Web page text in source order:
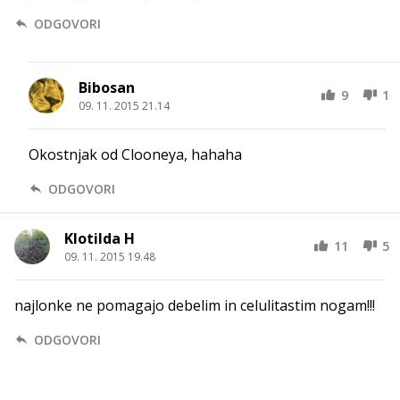
ODGOVORI
Bibosan
09. 11. 2015 21.14
9 1
Okostnjak od Clooneya, hahaha
ODGOVORI
Klotilda H
09. 11. 2015 19.48
11 5
najlonke ne pomagajo debelim in celulitastim nogam!!!
ODGOVORI